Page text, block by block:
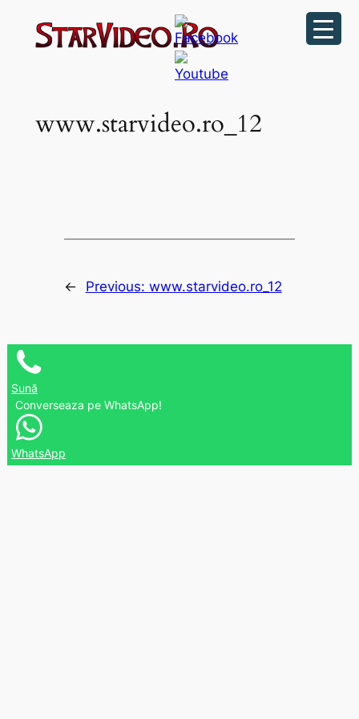
www.starvideo.ro_12
← Previous: www.starvideo.ro_12
Sună
Converseaza pe WhatsApp!
WhatsApp